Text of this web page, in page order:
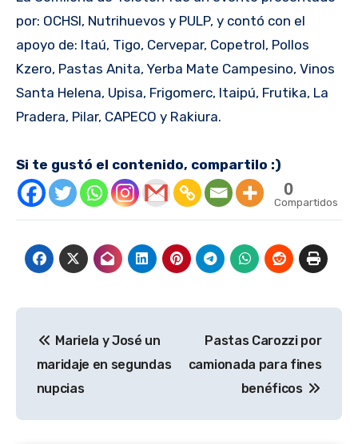
por: OCHSI, Nutrihuevos y PULP, y contó con el
apoyo de: Itaú, Tigo, Cervepar, Copetrol, Pollos
Kzero, Pastas Anita, Yerba Mate Campesino, Vinos
Santa Helena, Upisa, Frigomerc, Itaipú, Frutika, La
Pradera, Pilar, CAPECO y Rakiura.
Si te gustó el contenido, compartilo :)
0
Compartidos
de
entradas
Mariela y José un
maridaje en segundas
nupcias
Pastas Carozzi por
camionada para fines
benéficos